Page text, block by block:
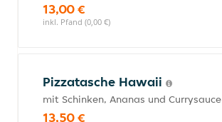
13,00 €
inkl. Pfand (0,00 €)
Pizzatasche Hawaii
mit Schinken, Ananas und Currysauce
13,50 €